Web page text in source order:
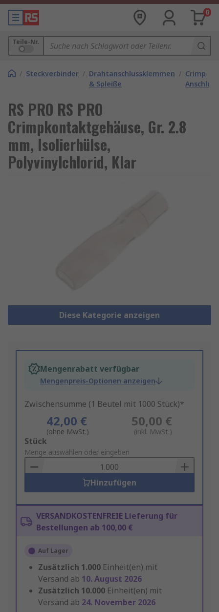
0
Teile-Nr.
/ Steckverbinder / Drahtanschlussklemmen
& Spleiße
/ Crimp
RS PRO RS PRO
Crimpkontaktgehäuse, Gr. 2.8
mm, Isolierhülse,
Polyvinylchlorid, Klar
Diese Kategorie anzeigen
Mengenrabatt verfügbar
Mengenpreis-Optionen anzeigen
Zwischensumme (1 Beutel mit 1000 Stück)*
42,00 €
(ohne MwSt.)
50,00 €
(inkl. MwSt.)
Add
to
Basket
Stück
Menge auswählen oder eingeben
Hinzufügen
VERSANDKOSTENFREIE Lieferung für
Bestellungen ab 100,00 €
Auf Lager
Zusätzlich 1.000 Einheit(en) mit
Versand ab 10. August 2026
Zusätzlich 10.000 Einheit(en) mit
Versand ab 24. November 2026